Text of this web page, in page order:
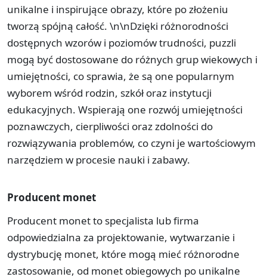
unikalne i inspirujące obrazy, które po złożeniu
tworzą spójną całość. \n\nDzięki różnorodności
dostępnych wzorów i poziomów trudności, puzzli
mogą być dostosowane do różnych grup wiekowych i
umiejętności, co sprawia, że są one popularnym
wyborem wśród rodzin, szkół oraz instytucji
edukacyjnych. Wspierają one rozwój umiejętności
poznawczych, cierpliwości oraz zdolności do
rozwiązywania problemów, co czyni je wartościowym
narzędziem w procesie nauki i zabawy.
Producent monet
Producent monet to specjalista lub firma
odpowiedzialna za projektowanie, wytwarzanie i
dystrybucję monet, które mogą mieć różnorodne
zastosowanie, od monet obiegowych po unikalne